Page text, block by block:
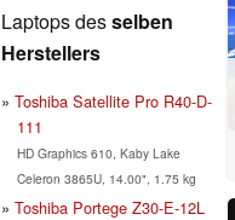
Laptops desselben
Herstellers
Toshiba Satellite Pro R40-D-
111
HD Graphics 610, Kaby Lake
Celeron 3865U, 14.00", 1.75 kg
Toshiba Portege Z30-E-12L